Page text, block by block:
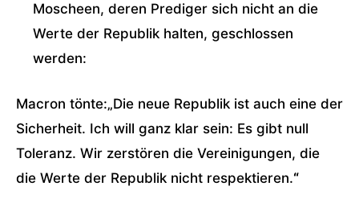
Moscheen, deren Prediger sich nicht an die
Werte der Republik halten, geschlossen
werden:
Macron tönte:„Die neue Republik ist auch eine der
Sicherheit. Ich will ganz klar sein: Es gibt null
Toleranz. Wir zerstören die Vereinigungen, die
die Werte der Republik nicht respektieren.“